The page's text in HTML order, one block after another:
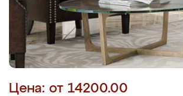
Цена: от 14200.00